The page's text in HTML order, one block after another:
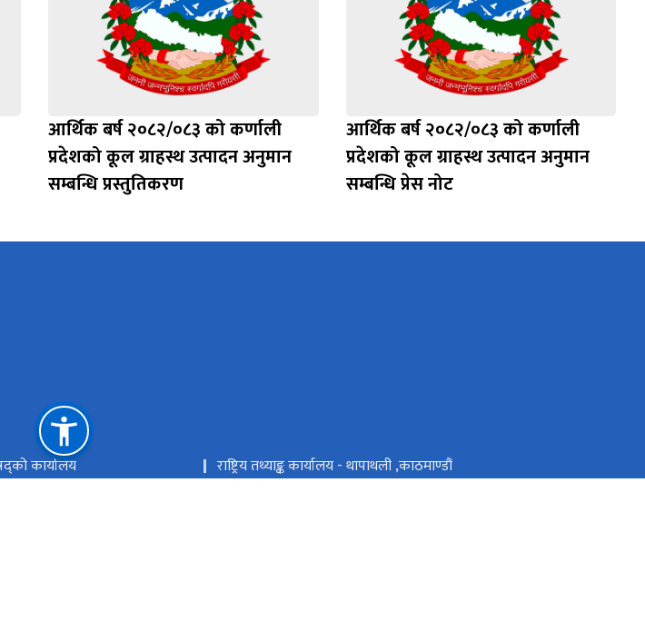
आर्थिक बर्ष २०८२/०८३ को कर्णाली
प्रदेशको कूल ग्राहस्थ उत्पादन अनुमान
सम्बन्धि प्रस्तुतिकरण
आर्थिक बर्ष २०८२/०८३ को कर्णाली
प्रदेशको कूल ग्राहस्थ उत्पादन अनुमान
सम्बन्धि प्रेस नोट
कार्यालय
राष्ट्रिय तथ्याङ्क कार्यालय - थापाथली ,काठमाण्डौं